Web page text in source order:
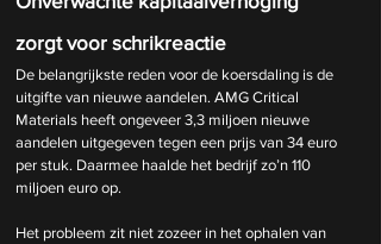
zorgt voor schrikreactie
De belangrijkste reden voor de koersdaling is de
uitgifte van nieuwe aandelen. AMG Critical
Materials heeft ongeveer 3,3 miljoen nieuwe
aandelen uitgegeven tegen een prijs van 34 euro
per stuk. Daarmee haalde het bedrijf zo’n 110
miljoen euro op.
Het probleem zit niet zozeer in het ophalen van